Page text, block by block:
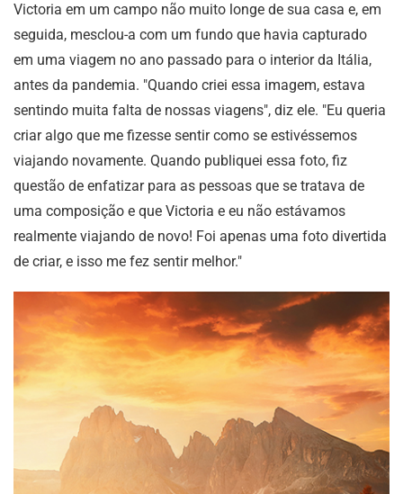
Victoria em um campo não muito longe de sua casa e, em
seguida, mesclou-a com um fundo que havia capturado
em uma viagem no ano passado para o interior da Itália,
antes da pandemia. "Quando criei essa imagem, estava
sentindo muita falta de nossas viagens", diz ele. "Eu queria
criar algo que me fizesse sentir como se estivéssemos
viajando novamente. Quando publiquei essa foto, fiz
questão de enfatizar para as pessoas que se tratava de
uma composição e que Victoria e eu não estávamos
realmente viajando de novo! Foi apenas uma foto divertida
de criar, e isso me fez sentir melhor."